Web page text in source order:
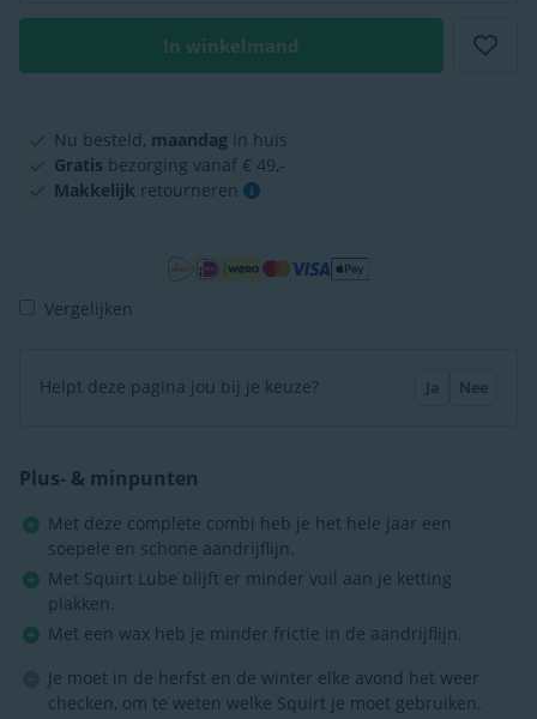
In winkelmand
Nu besteld, maandag in huis
Gratis bezorging vanaf € 49,-
Makkelijk retourneren
Vergelijken
Helpt deze pagina jou bij je keuze? Ja Nee
Plus- & minpunten
Met deze complete combi heb je het hele jaar een
soepele en schone aandrijflijn.
Met Squirt Lube blijft er minder vuil aan je ketting
plakken.
Met een wax heb je minder frictie in de aandrijflijn.
Je moet in de herfst en de winter elke avond het weer
checken, om te weten welke Squirt je moet gebruiken.